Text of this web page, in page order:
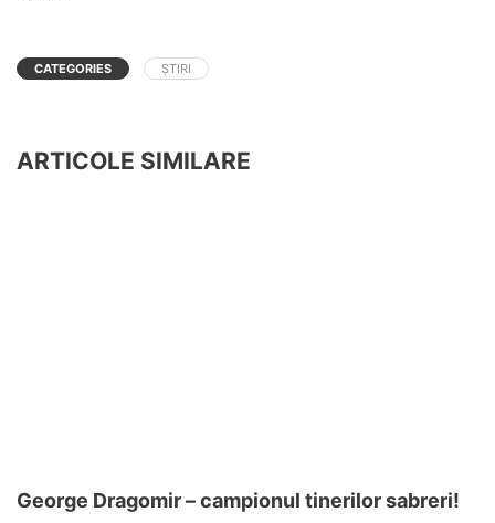
CATEGORIES ȘTIRI
ARTICOLE SIMILARE
George Dragomir – campionul tinerilor sabreri!